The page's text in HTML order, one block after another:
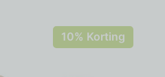
10% Korting